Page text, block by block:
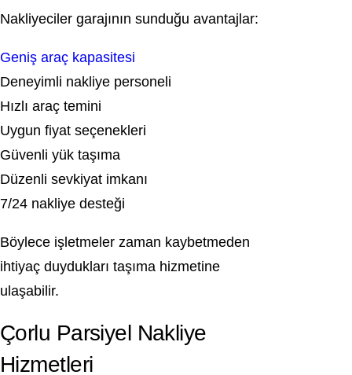
Nakliyeciler garajının sunduğu avantajlar:
Geniş araç kapasitesi
Deneyimli nakliye personeli
Hızlı araç temini
Uygun fiyat seçenekleri
Güvenli yük taşıma
Düzenli sevkiyat imkanı
7/24 nakliye desteği
Böylece işletmeler zaman kaybetmeden
ihtiyaç duydukları taşıma hizmetine
ulaşabilir.
Çorlu Parsiyel Nakliye
Hizmetleri